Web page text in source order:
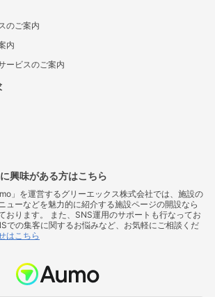
のご案内
内
ービスのご案内
興味がある方はこちら
」を運営するグリーエックス株式会社では、施設の
ューなどを魅力的に紹介する施設ページの開設なら
おります。 また、SNS運用のサポートも行なってお
での集客に関するお悩みなど、お気軽にご相談くだ
はこちら